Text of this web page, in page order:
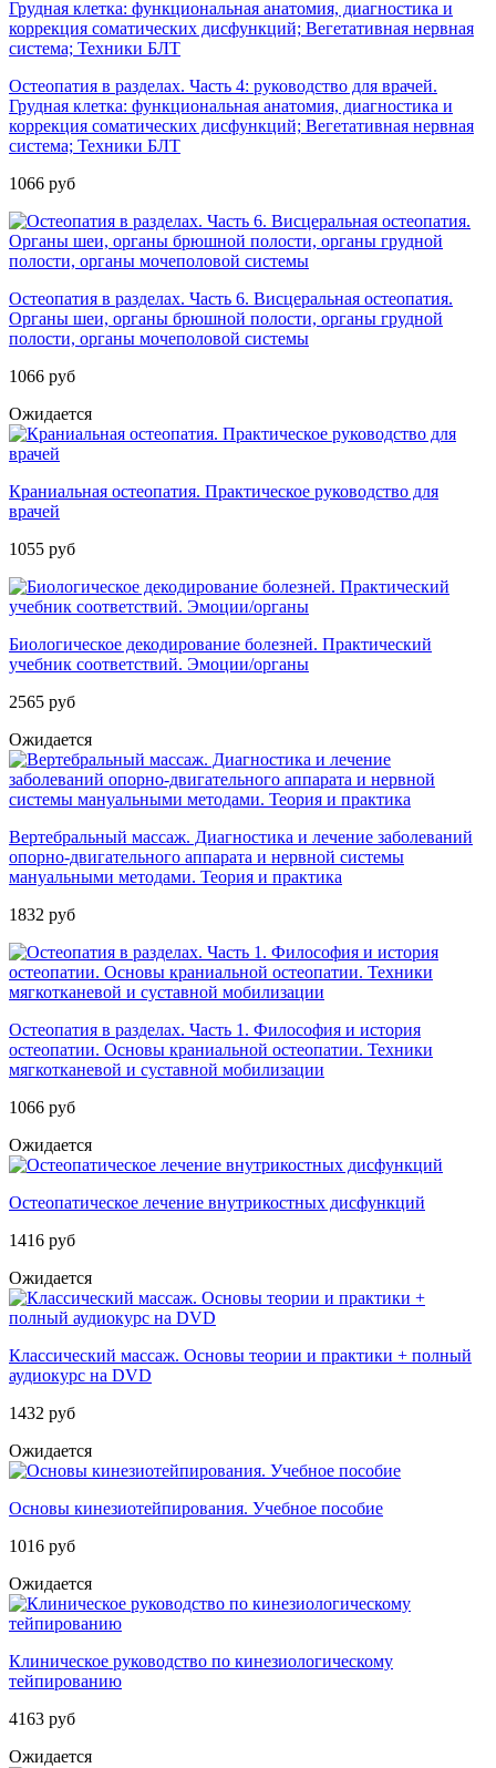
Остеопатия в разделах. Часть 4: руководство для врачей.
Грудная клетка: функциональная анатомия, диагностика и
коррекция соматических дисфункций; Вегетативная нервная
система; Техники БЛТ
1066 руб
Остеопатия в разделах. Часть 6. Висцеральная остеопатия.
Органы шеи, органы брюшной полости, органы грудной
полости, органы мочеполовой системы
1066 руб
Ожидается
Краниальная остеопатия. Практическое руководство для
врачей
1055 руб
Биологическое декодирование болезней. Практический
учебник соответствий. Эмоции/органы
2565 руб
Ожидается
Вертебральный массаж. Диагностика и лечение заболеваний
опорно-двигательного аппарата и нервной системы
мануальными методами. Теория и практика
1832 руб
Остеопатия в разделах. Часть 1. Философия и история
остеопатии. Основы краниальной остеопатии. Техники
мягкотканевой и суставной мобилизации
1066 руб
Ожидается
Остеопатическое лечение внутрикостных дисфункций
1416 руб
Ожидается
Классический массаж. Основы теории и практики + полный
аудиокурс на DVD
1432 руб
Ожидается
Основы кинезиотейпирования. Учебное пособие
1016 руб
Ожидается
Клиническое руководство по кинезиологическому
тейпированию
4163 руб
Ожидается